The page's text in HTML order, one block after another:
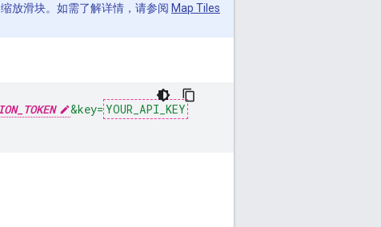
放滑块。如需了解详情，请参阅 Map Tiles
&key= YOUR_API_KEY